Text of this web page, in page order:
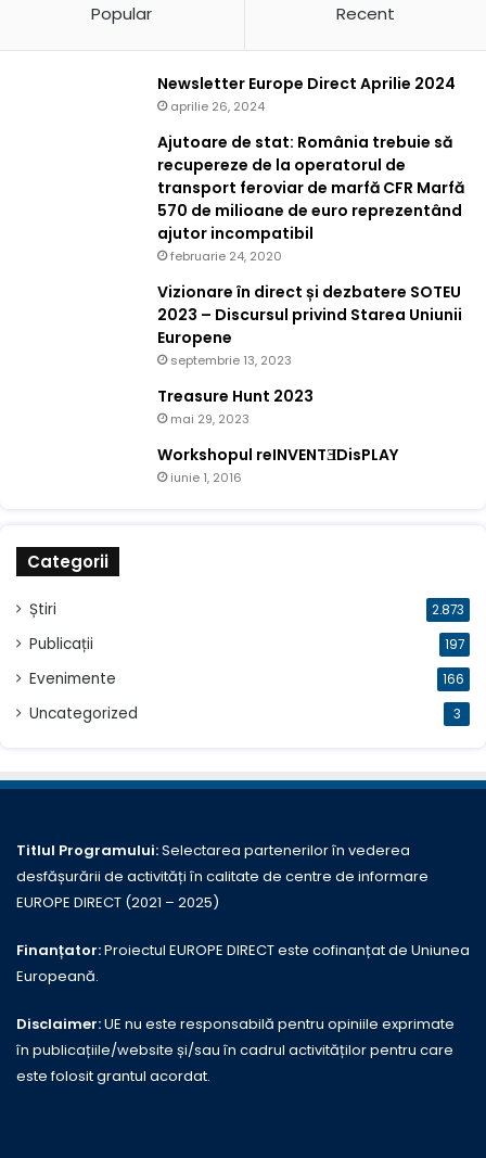
Popular Recent
Newsletter Europe Direct Aprilie 2024
aprilie 26, 2024
Ajutoare de stat: România trebuie să
recupereze de la operatorul de
transport feroviar de marfă CFR Marfă
570 de milioane de euro reprezentând
ajutor incompatibil
februarie 24, 2020
Vizionare în direct și dezbatere SOTEU
2023 – Discursul privind Starea Uniunii
Europene
septembrie 13, 2023
Treasure Hunt 2023
mai 29, 2023
Workshopul reINVENTƎDisPLAY
iunie 1, 2016
Categorii
Știri 2.873
Publicații 197
Evenimente 166
Uncategorized 3
Titlul Programului:Selectarea partenerilor în vederea
desfășurării de activități în calitate de centre de informare
EUROPE DIRECT (2021 – 2025)
Finanțator:Proiectul EUROPE DIRECT este cofinanțat de Uniunea
Europeană.
Disclaimer:UE nu este responsabilă pentru opiniile exprimate
în publicațiile/website și/sau în cadrul activităților pentru care
este folosit grantul acordat.